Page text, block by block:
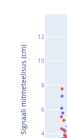
4
6
8
10
12
Signaali mitmeteelisus (cm)